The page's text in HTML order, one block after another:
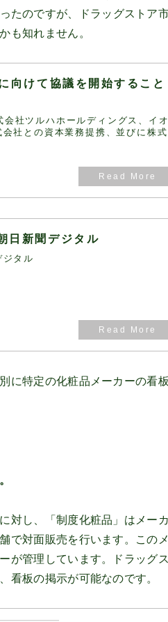
たのですが、ドラッグストア
も知れません。
向けて協議を開始すること
社ツルハホールディングス、イオ
社との資本業務提携、並びに株式
日新聞デジタル
タル
に特定の化粧品メーカーの看
対し、「制度化粧品」はメー
で対面販売を行います。この
が管理しています。ドラッグ
看板の掲示が可能なのです。